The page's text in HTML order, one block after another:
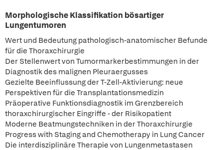
Morphologische Klassifikation bösartiger
Lungentumoren
Wert und Bedeutung pathologisch-anatomischer Befunde
für die Thoraxchirurgie
Der Stellenwert von Tumormarkerbestimmungen in der
Diagnostik des malignen Pleuraergusses
Gezielte Beeinflussung der T-Zell-Aktivierung: neue
Perspektiven für die Transplantationsmedizin
Präoperative Funktionsdiagnostik im Grenzbereich
thoraxchirurgischer Eingriffe - der Risikopatient
Moderne Beatmungstechniken in der Thoraxchirurgie
Progress with Staging and Chemotherapy in Lung Cancer
Die interdisziplinäre Therapie von Lungenmetastasen